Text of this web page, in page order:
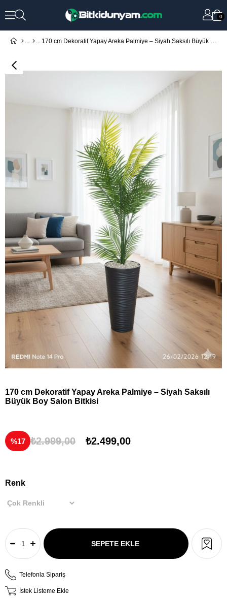
0
170 cm Dekoratif Yapay Areka Palmiye – Siyah Saksılı Büyük Boy Salon Bitkisi
170 cm Dekoratif Yapay Areka Palmiye – Siyah Saksılı
Büyük Boy Salon Bitkisi
17 ₺2.999,00 ₺2.499,00
Renk
Telefonla Sipariş
İstek Listeme Ekle